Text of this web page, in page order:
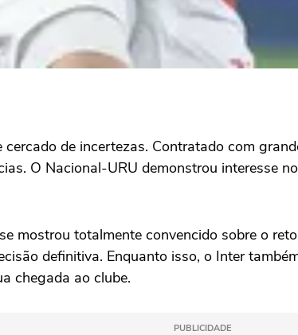
cercado de incertezas. Contratado com
O Nacional-URU demonstrou interesse
mostrou totalmente convencido sobre o
definitiva. Enquanto isso, o Inter
chegada ao clube.
PUBLICIDADE